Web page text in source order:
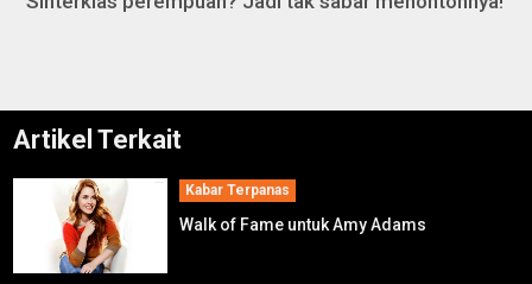
Artikel Terkait
Kabar Terpanas
Walk of Fame untuk Amy Adams